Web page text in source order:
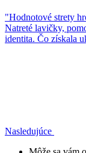
"Hodnotové strety
Natreté lavičky,
identita. Čo získala
Nasledujúce